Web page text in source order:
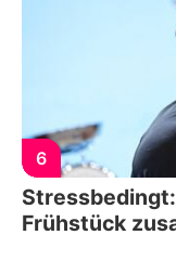
6
Frühstück